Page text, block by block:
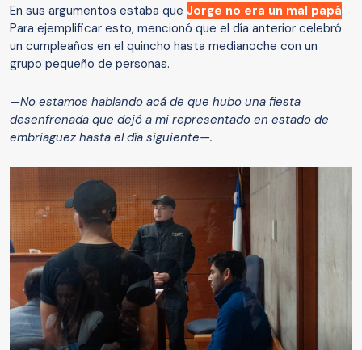
En sus argumentos estaba que Jorge no era un mal papá.
Para ejemplificar esto, mencionó que el día anterior celebró
un cumpleaños en el quincho hasta medianoche con un
grupo pequeño de personas.
—No estamos hablando acá de que hubo una fiesta
desenfrenada que dejó a mi representado en estado de
embriaguez hasta el día siguiente—.